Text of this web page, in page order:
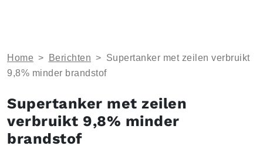
Home > Berichten > Supertanker met zeilen verbruikt
9,8% minder brandstof
Supertanker met zeilen
verbruikt 9,8% minder
brandstof